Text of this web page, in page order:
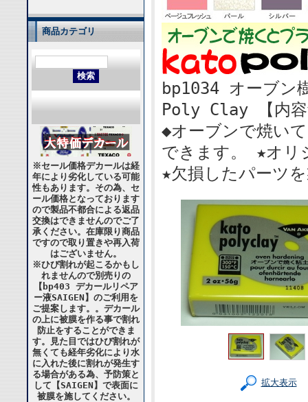
商品カテゴリ
※セール価格デカールは経
年により劣化している可能
性もあります。その為、セ
ール価格となっております
ので製品不都合による返品
交換はできませんのでご了
承ください。在庫限り商品
ですので取り置きや再入荷
はございません。
※ひび割れが起こるかもし
れませんので別売りの
【bp403 デカールリペア
ー液SAIGEN】のご利用を
ご提案します。。デカール
の上に被膜を作る事で割れ
防止をすることができま
す。見た目ではひび割れが
無くても経年劣化により水
に入れた後に割れが発生す
る場合がある為、予防策と
して【SAIGEN】で表面に
被膜を施してください。
bp1034 オーブン
Poly Clay 【内
◆オーブンで焼い
できます。 ★オリ
★欠損したパーツ
拡大表示